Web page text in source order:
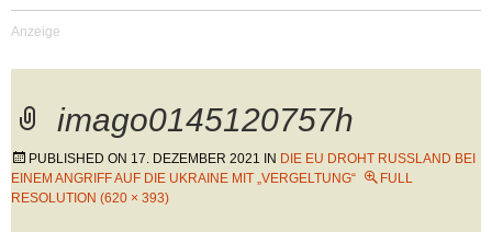
imago0145120757h
PUBLISHED ON 17. DEZEMBER 2021 IN DIE EU DROHT RUSSLAND BEI
EINEM ANGRIFF AUF DIE UKRAINE MIT „VERGELTUNG“
FULL
RESOLUTION (620 × 393)